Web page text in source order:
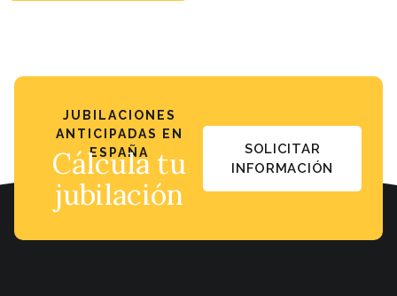
JUBILACIONES
ANTICIPADAS EN
ESPAÑA
Cálcula tu
jubilación
SOLICITAR
INFORMACIÓN